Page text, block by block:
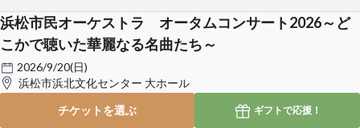
浜松市民オーケストラ オータムコンサート2026～ど
こかで聴いた華麗なる名曲たち～
2026/9/20(日)
浜松市浜北文化センター 大ホール
チケットを選ぶ
ギフトで応援！